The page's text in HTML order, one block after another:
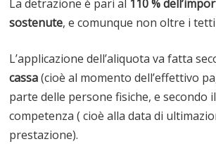
La detrazione è pari al 110 %
sostenute, e comunque non oltre i
L’applicazione dell’aliquota va fatta
cassa(cioè al momento dell’effettivo
parte delle persone fisiche, e secondo
competenza ( cioè alla data di
prestazione).